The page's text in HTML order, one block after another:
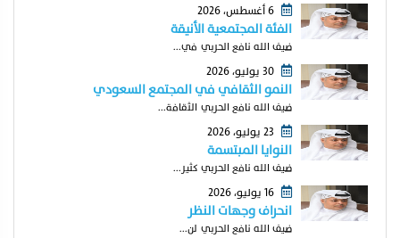
6 أغسطس، 2026
الفئة المجتمعية الأنيقة
ضيف الله نافع الحربي في...
30 يوليو، 2026
النمو الثقافي في المجتمع السعودي
ضيف الله نافع الحربي الثقافة...
النوايا المبتسمة
ضيف الله نافع الحربي كثير...
16 يوليو، 2026
انحراف وجهات النظر
ضيف الله نافع الحربي لن...